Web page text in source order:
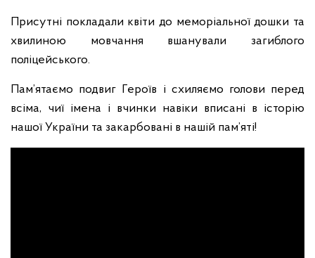
Присутні покладали квіти до меморіальної дошки та
хвилиною мовчання вшанували загиблого
поліцейського.
Пам’ятаємо подвиг Героїв і схиляємо голови перед
всіма, чиї імена і вчинки навіки вписані в історію
нашої України та закарбовані в нашій пам’яті!